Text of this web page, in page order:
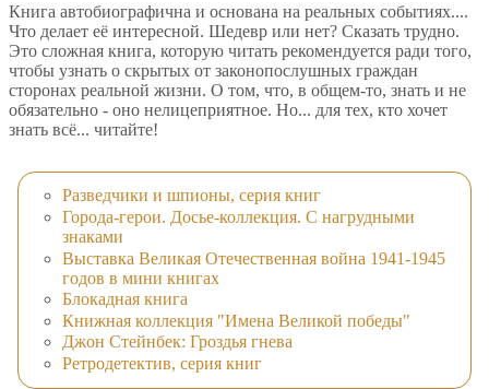
Книга автобиографична и основана на реальных событиях....
Что делает её интересной. Шедевр или нет? Сказать трудно.
Это сложная книга, которую читать рекомендуется ради того,
чтобы узнать о скрытых от законопослушных граждан
сторонах реальной жизни. О том, что, в общем-то, знать и не
обязательно - оно нелицеприятное. Но... для тех, кто хочет
знать всё... читайте!
Разведчики и шпионы, серия книг
Города-герои. Досье-коллекция. С нагрудными
знаками
Выставка Великая Отечественная война 1941-1945
годов в мини книгах
Блокадная книга
Книжная коллекция "Имена Великой победы"
Джон Стейнбек: Гроздья гнева
Ретродетектив, серия книг